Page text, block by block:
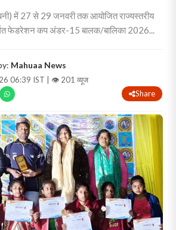
में 27 से 29 जनवरी तक आयोजित राज्यस्तरीय
फेडरेशन कप अंडर-15 बालक/बालिका 2026...
Mahuaa News
06:39 IST | 👁 201 व्यूज
Share